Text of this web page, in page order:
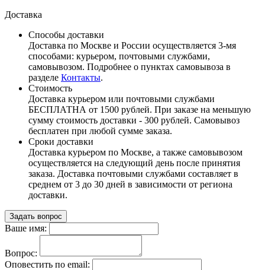
Доставка
Способы доставки
Доставка по Москве и России осуществляется 3-мя
способами: курьером, почтовыми службами,
самовывозом. Подробнее о пунктах самовывоза в
разделе Контакты.
Стоимость
Доставка курьером или почтовыми службами
БЕСПЛАТНА от 1500 рублей. При заказе на меньшую
сумму стоимость доставки - 300 рублей. Самовывоз
бесплатен при любой сумме заказа.
Сроки доставки
Доставка курьером по Москве, а также самовывозом
осуществляется на следующий день после принятия
заказа. Доставка почтовыми службами составляет в
среднем от 3 до 30 дней в зависимости от региона
доставки.
Задать вопрос
Ваше имя:
Вопрос:
Оповестить по email: